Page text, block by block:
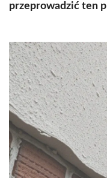
przeprowadzić ten